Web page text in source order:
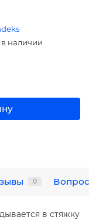
в наличии
0
в стяжку